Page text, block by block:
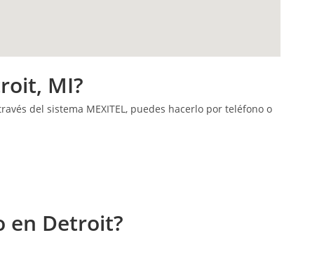
MI?
del sistema MEXITEL, puedes hacerlo por teléfono o
en Detroit?